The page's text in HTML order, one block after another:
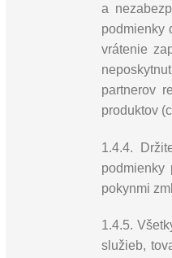
a
podmienky
vrátenie
partnerov
produktov
1.4.4.
podmienky
pokynmi
1.4.5.
služieb,